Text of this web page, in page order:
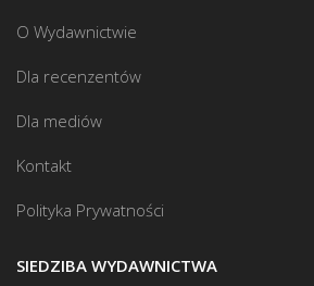
O Wydawnictwie
Dla recenzentów
Dla mediów
Kontakt
Polityka Prywatności
SIEDZIBA WYDAWNICTWA